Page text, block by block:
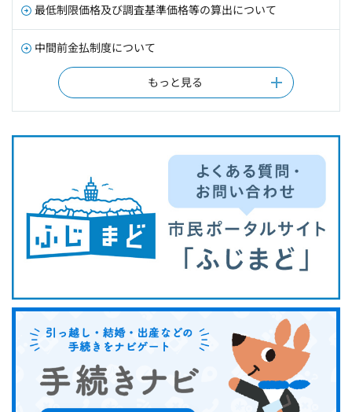
最低制限価格及び調査基準価格等の算出について
中間前金払制度について
もっと見る